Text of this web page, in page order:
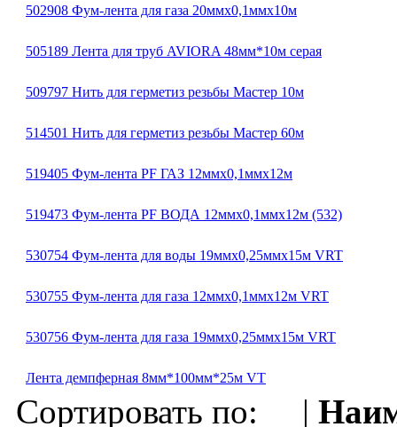
502908 Фум-лента для газа 20ммх0,1ммх10м
505189 Лента для труб AVIORA 48мм*10м серая
509797 Нить для герметиз резьбы Мастер 10м
514501 Нить для герметиз резьбы Мастер 60м
519405 Фум-лента PF ГАЗ 12ммх0,1ммх12м
519473 Фум-лента PF ВОДА 12ммх0,1ммх12м (532)
530754 Фум-лента для воды 19ммх0,25ммх15м VRT
530755 Фум-лента для газа 12ммх0,1ммх12м VRT
530756 Фум-лента для газа 19ммх0,25ммх15м VRT
Лента демпферная 8мм*100мм*25м VT
Сортировать по: |